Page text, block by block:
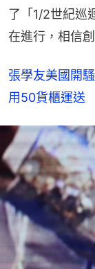
了「1/2世紀巡
在進行，相信
張學友美國開
用50貨櫃運送